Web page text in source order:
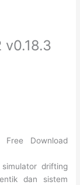
Download
drifting
dan sistem